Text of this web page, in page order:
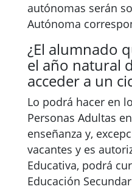
autónomas serán
Autónoma
¿El alumnado
el año natural
acceder a un
Lo podrá hacer en
Personas Adultas
enseñanza y,
vacantes y es
Educativa, podrá
Educación